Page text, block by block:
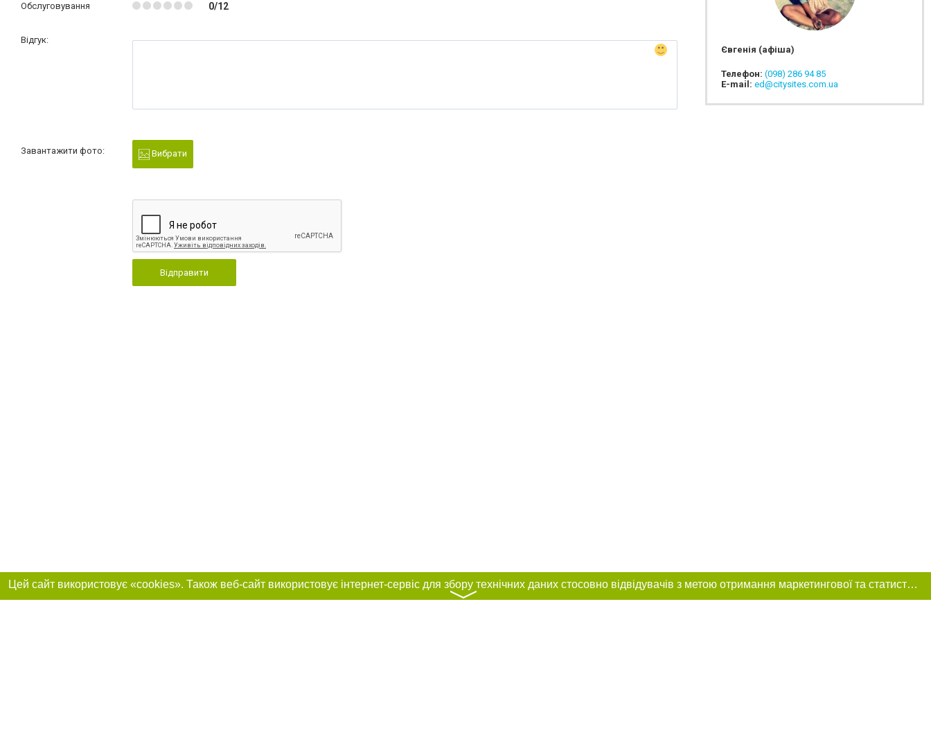
Обслуговування 0/12
Відгук:
Завантажити фото: Вибрати
Відправити
Євгенія (афіша)
Телефон: (098) 286 94 85
E-mail: ed@citysites.com.ua
Цей сайт використовує «cookies». Також веб-сайт використовує інтернет-сервіс для збору технічних даних стосовно відвідувачів з метою отримання маркетингової та статистичної інформації. Умови обробки даних відвідувачів сайту див.
〉